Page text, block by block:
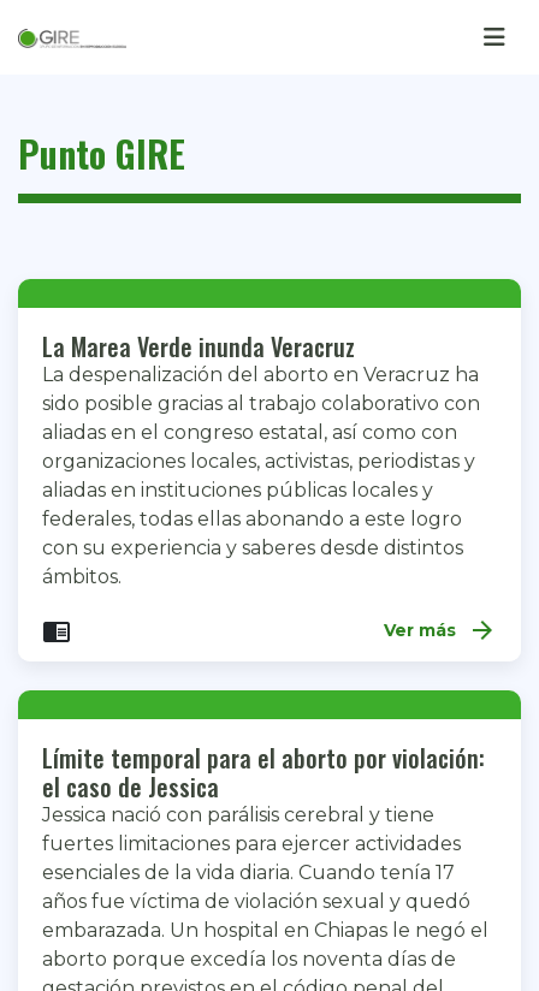
Punto GIRE
La Marea Verde inunda Veracruz
La despenalización del aborto en Veracruz ha
sido posible gracias al trabajo colaborativo con
aliadas en el congreso estatal, así como con
organizaciones locales, activistas, periodistas y
aliadas en instituciones públicas locales y
federales, todas ellas abonando a este logro
con su experiencia y saberes desde distintos
ámbitos.
chrome_reader_mode Ver más arrow_forward
Límite temporal para el aborto por violación:
el caso de Jessica
Jessica nació con parálisis cerebral y tiene
fuertes limitaciones para ejercer actividades
esenciales de la vida diaria. Cuando tenía 17
años fue víctima de violación sexual y quedó
embarazada. Un hospital en Chiapas le negó el
aborto porque excedía los noventa días de